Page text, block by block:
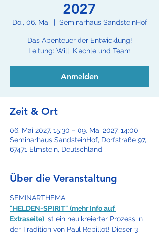
2027
Do., 06. Mai
  |
Seminarhaus SandsteinHof
Das Abenteuer der Entwicklung!
Leitung: Willi Kiechle und Team
Anmelden
Zeit & Ort
06. Mai 2027, 15:30 – 09. Mai 2027, 14:00
Seminarhaus SandsteinHof, Dorfstraße 97,
67471 Elmstein, Deutschland
Über die Veranstaltung
SEMINARTHEMA
"HELDEN-SPIRIT" (mehr Info auf
Extraseite) ist ein neu kreierter Prozess in
der Tradition von Paul Rebillot! Dieser 3